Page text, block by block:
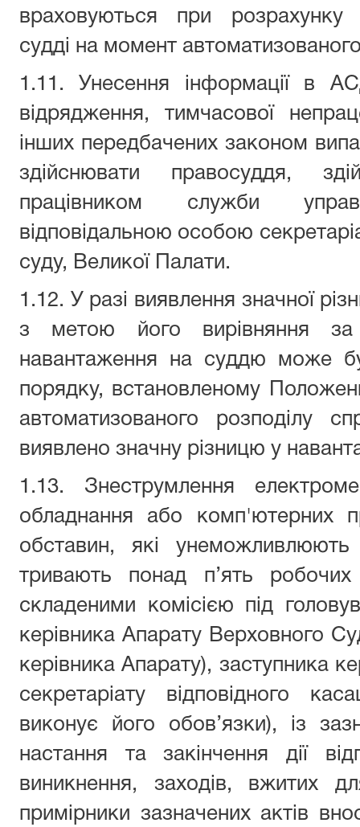
враховуються при розрахунку
судді на момент
1.11. Унесення інформації в
відрядження, тимчасової
інших передбачених законом
здійснювати правосуддя,
працівником служби
відповідальною особою
суду, Великої Палати.
1.12. У разі виявлення значної
з метою його вирівняння за
навантаження на суддю може
порядку, встановленому
автоматизованого розподілу
виявлено значну різницю у
1.13. Знеструмлення
обладнання або комп'ютерних
обставин, які
тривають понад п’ять
складеними комісією під
керівника Апарату Верховного
керівника Апарату), заступника
секретаріату відповідного
виконує його обов’язки), із
настання та закінчення дії
виникнення, заходів, вжитих
примірники зазначених актів